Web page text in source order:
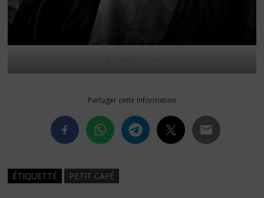
© pixabay.com
Partager cette information
ÉTIQUETTÉ PETIT CAFÉ